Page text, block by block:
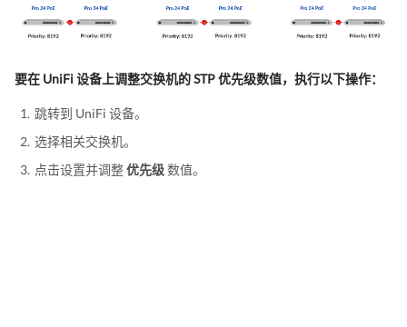
要在 UniFi 设备上调整交换机的 STP 优先级数值，执行以下操作：
跳转到 UniFi 设备。
选择相关交换机。
点击设置并调整优先级数值。